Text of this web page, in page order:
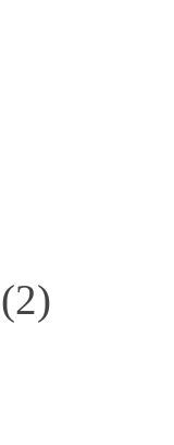
(2)